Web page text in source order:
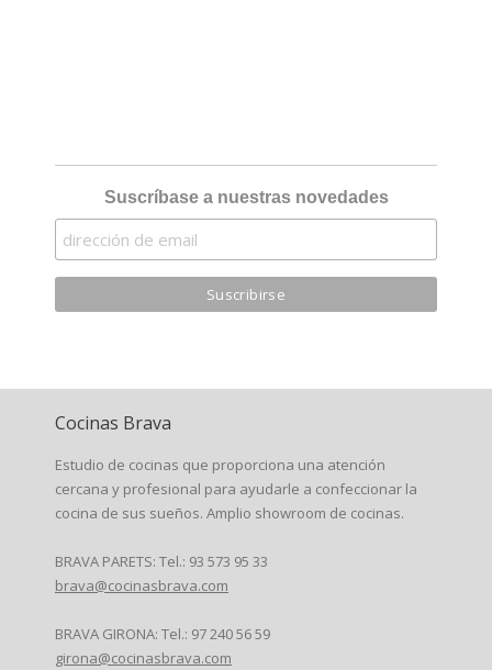
Suscríbase a nuestras novedades
Cocinas Brava
Estudio de cocinas que proporciona una atención
cercana y profesional para ayudarle a confeccionar la
cocina de sus sueños. Amplio showroom de cocinas.
BRAVA PARETS: Tel.: 93 573 95 33
brava@cocinasbrava.com
BRAVA GIRONA: Tel.: 97 240 56 59
girona@cocinasbrava.com